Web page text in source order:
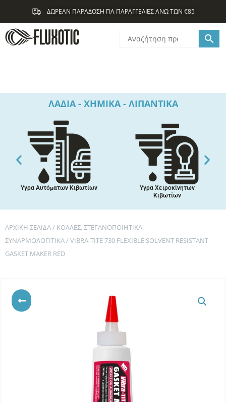
Μετάβαση
περιεχόμενο
ΔΩΡΕΑΝ ΠΑΡΑΔΟΣΗ ΓΙΑ ΠΑΡΑΓΓΕΛΙΕΣ ΑΝΩ ΤΩΝ €85
ΛΑΔΙΑ - ΧΗΜΙΚΑ - ΛΙΠΑΝΤΙΚΑ
Υγρα Αυτόματων Κιβωτίων
Υγρα Χειροκίνητων
Κιβωτίων
ΑΡΧΙΚΉ ΣΕΛΊΔΑ/ ΚΌΛΛΕΣ, ΣΤΕΓΑΝΟΠΟΙΗΤΙΚΆ,
ΣΥΝΑΡΜΟΛΟΓΙΤΙΚΆ/ VIBRA-TITE 730 FLEXIBLE SOLVENT RESISTANT
GASKET MAKER RED